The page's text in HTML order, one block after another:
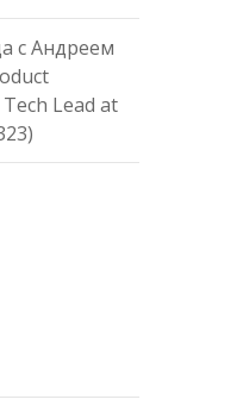
с Андреем
Lead at